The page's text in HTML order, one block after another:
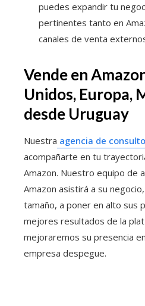
puedes expandir tu
pertinentes tanto en
canales de venta
Vende en
Unidos, Europa,
desde Uruguay
Nuestra agencia de
acompañarte en tu
Amazon. Nuestro equipo de
Amazon asistirá a su
tamaño, a poner en alto sus
mejores resultados de la
mejoraremos su presencia
empresa despegue.